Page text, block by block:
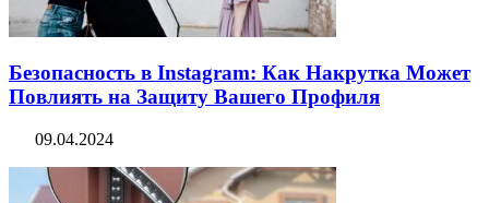
Безопасность в Instagram: Как Накрутка Может
Повлиять на Защиту Вашего Профиля
09.04.2024